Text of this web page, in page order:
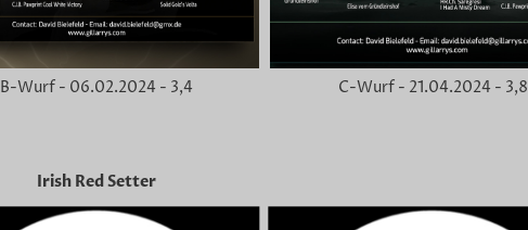
B-Wurf - 06.02.2024 - 3,4 C-Wurf - 21.04.2024 - 3,8
Irish Red Setter